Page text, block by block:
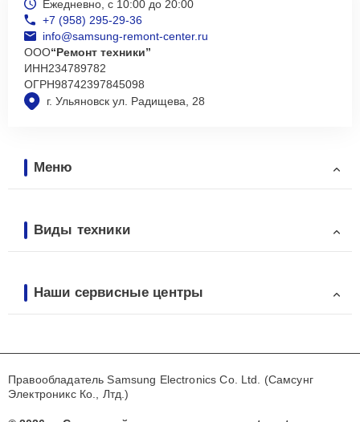
г. Ульяновск ул. Радищева, 28
Ежедневно, с 10:00 до 20:00
+7 (958) 295-29-36
info@samsung-remont-center.ru
ООО“Ремонт техники”
ИНН234789782
ОГРН98742397845098
Меню
Виды техники
Наши сервисные центры
Правообладатель Samsung Electronics Co. Ltd. (Самсунг
Электроникс Ко., Лтд.)